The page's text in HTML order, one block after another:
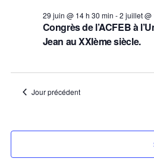
Congrès de l’ACFEB à
Jean au XXIème siècle.
29 juin @ 14 h 30 min -2 juillet @
Jour précédent